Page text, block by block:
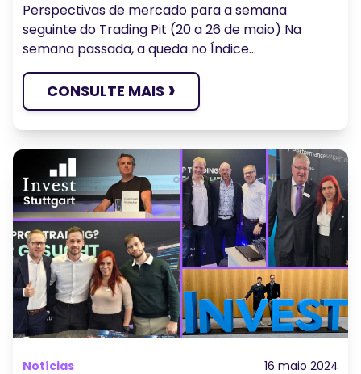
Perspectivas de mercado para a semana
seguinte do Trading Pit (20 a 26 de maio) Na
semana passada, a queda no Índice...
CONSULTE MAIS ›
Notícias 16 maio 2024